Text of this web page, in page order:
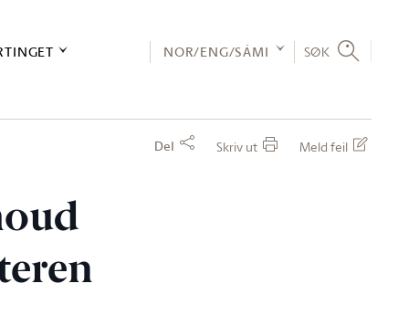
NOR/ENG/SÁMI SØK
Del Skriv ut Meld feil